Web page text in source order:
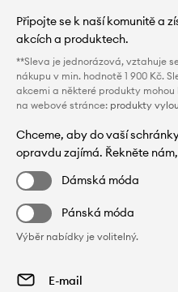
Připojte se k naší komunitě a
akcích a produktech.
**Sleva je jednorázová, vztahuje
nákupu v min. hodnotě 1 900 Kč.
akcemi a některé produkty
na webové stránce: produkty
Chceme, aby do vaší
opravdu zajímá. Řekněte
Dámská móda
Pánská móda
Výběr nabídky je volitelný.